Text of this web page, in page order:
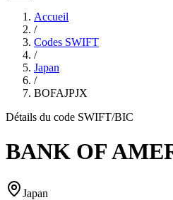
Accueil
/
Codes SWIFT
/
Japan
/
BOFAJPJX
Détails du code SWIFT/BIC
BANK OF
Japan